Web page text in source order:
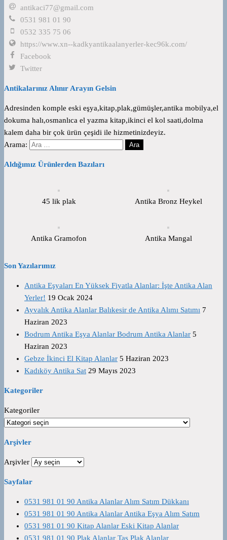
antikaci77@gmail.com
0531 981 01 90
0532 335 75 06
https://www.xn--kadkyantikaalanyerler-kec96k.com/
Facebook
Twitter
Antikalarınız Alınır Arayın Gelsin
Adresinden komple eski eşya,kitap,plak,gümüşler,antika mobilya,el
dokuma halı,osmanlıca el yazma kitap,ikinci el kol saati,dolma
kalem daha bir çok ürün çeşidi ile hizmetinizdeyiz.
Arama:
Aldığımız Ürünlerden Bazıları
45 lik plak Antika Bronz Heykel
Antika Gramofon Antika Mangal
Son Yazılarımız
Antika Eşyaları En Yüksek Fiyatla Alanlar: İşte Antika Alan
Yerler! 19 Ocak 2024
Ayvalık Antika Alanlar Balıkesir de Antika Alımı Satımı 7
Haziran 2023
Bodrum Antika Eşya Alanlar Bodrum Antika Alanlar 5
Haziran 2023
Gebze İkinci El Kitap Alanlar 5 Haziran 2023
Kadıköy Antika Sat 29 Mayıs 2023
Kategoriler
Kategoriler
Arşivler
Arşivler
Sayfalar
0531 981 01 90 Antika Alanlar Alım Satım Dükkanı
0531 981 01 90 Antika Alanlar Antika Eşya Alım Satım
0531 981 01 90 Kitap Alanlar Eski Kitap Alanlar
0531 981 01 90 Plak Alanlar Taş Plak Alanlar